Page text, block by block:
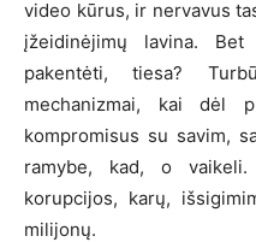
video kūrus, ir nervavus
įžeidinėjimų lavina.
pakentėti, tiesa?
mechanizmai, kai
kompromisus su savim,
ramybe, kad, o
korupcijos, karų,
milijonų.